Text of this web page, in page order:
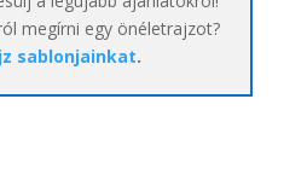
megírni egy önéletrajzot?
sablonjainkat.